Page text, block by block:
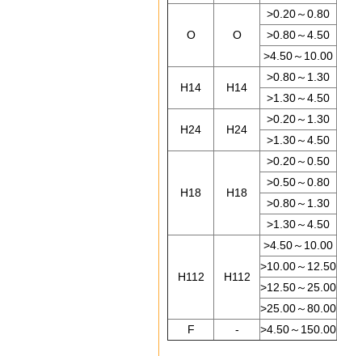
O O
>0.20～0.80
>0.80～4.50
>4.50～10.00
H14 H14
>0.80～1.30
>1.30～4.50
H24 H24
>0.20～1.30
>1.30～4.50
H18 H18
>0.20～0.50
>0.50～0.80
>0.80～1.30
>1.30～4.50
H112 H112
>4.50～10.00
>10.00～12.50
>12.50～25.00
>25.00～80.00
F
- >4.50～150.00